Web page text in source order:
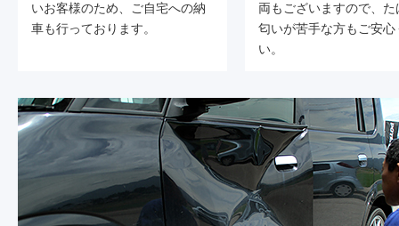
いお客様のため、ご自宅への納
車も行っております。
両もございますので、た
匂いが苦手な方もご安心
い。